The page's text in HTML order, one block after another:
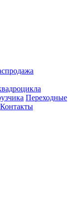
Переходные
Контакты